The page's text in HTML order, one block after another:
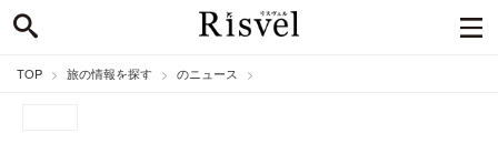
TOP 旅の情報を探す のニュース